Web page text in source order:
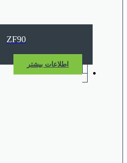
ZF90
اطلاعات بیشتر